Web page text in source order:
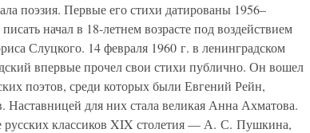
поэзия. Первые его стихи датированы 1956–
начал в 18-летнем возрасте под воздействием
Слуцкого. 14 февраля 1960 г. в ленинградском
впервые прочел свои стихи публично. Он вошел
поэтов, среди которых были Евгений Рейн,
для них стала великая Анна Ахматова.
русских классиков XIX столетия — А. С. Пушкина,